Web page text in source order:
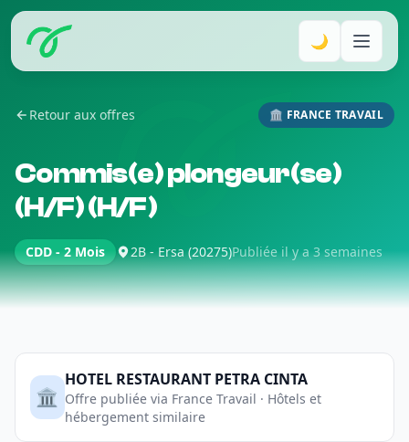
🌙
Retour aux offres 🏛️ FRANCE TRAVAIL
Commis(e) plongeur(se)
(H/F) (H/F)
CDD - 2 Mois 2B - Ersa (20275)Publiée il y a 3 semaines
🏛️
HOTEL RESTAURANT PETRA CINTA
Offre publiée via France Travail · Hôtels et
hébergement similaire